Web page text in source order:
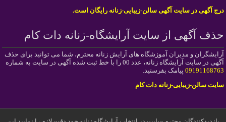
درج آگهی در سایت آگهی سالن-زیبایی-زنانه رایگان است.
حذف آگهی از سایت آرایشگاه-زنانه دات کام
آرایشگران و مدیران آموزشگاه های آرایش زنانه محترم، شما می توانید برای حذف
آگهی در سایت آرایشگاه زنانه، عدد 00 را با خط ثبت شده آگهی در سایت به شماره
09191168763 پیامک بفرستید.
سایت سالن-زیبایی-زنانه دات کام